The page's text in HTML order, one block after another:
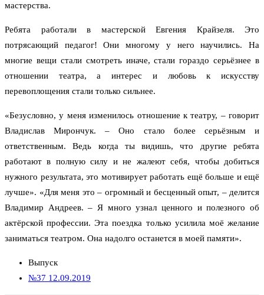
мастерства.
Ребята работали в мастерской Евгения Крайзеля. Это
потрясающий педагог! Они многому у него научились. На
многие вещи стали смотреть иначе, стали гораздо серьёзнее в
отношении театра, а интерес и любовь к искусству
перевоплощения стали только сильнее.
«Безусловно, у меня изменилось отношение к театру, – говорит
Владислав Мирончук. – Оно стало более серьёзным и
ответственным. Ведь когда ты видишь, что другие ребята
работают в полную силу и не жалеют себя, чтобы добиться
нужного результата, это мотивирует работать ещё больше и ещё
лучше». «Для меня это – огромный и бесценный опыт, – делится
Владимир Андреев. – Я много узнал ценного и полезного об
актёрской профессии. Эта поездка только усилила моё желание
заниматься театром. Она надолго останется в моей памяти».
Выпуск
№37 12.09.2019